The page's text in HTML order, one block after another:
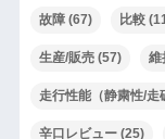
故障(67) 比較
生産/販売(57) 維
走行性能（静粛性/走
辛口レビュー(25)